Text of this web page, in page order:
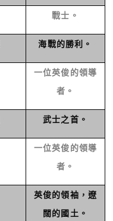
戰士。
海戰的勝利。
一位英俊的領導
者。
武士之首。
一位英俊的領導
者。
英俊的領袖，遼
闊的國土。